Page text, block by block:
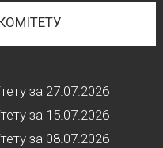
за 27.07.2026
за 15.07.2026
за 08.07.2026